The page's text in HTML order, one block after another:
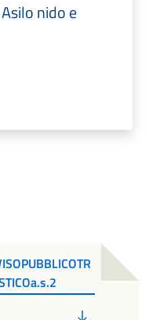
nido e